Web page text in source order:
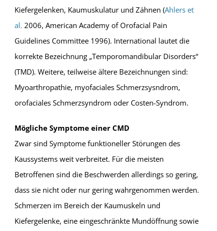
Kiefergelenken, Kaumuskulatur und Zähnen (Ahlers et
al. 2006, American Academy of Orofacial Pain
Guidelines Committee 1996). International lautet die
korrekte Bezeichnung „Temporomandibular Disorders“
(TMD). Weitere, teilweise ältere Bezeichnungen sind:
Myoarthropathie, myofaciales Schmerzsysndrom,
orofaciales Schmerzsyndrom oder Costen-Syndrom.
Mögliche Symptome einer CMD
Zwar sind Symptome funktioneller Störungen des
Kaussystems weit verbreitet. Für die meisten
Betroffenen sind die Beschwerden allerdings so gering,
dass sie nicht oder nur gering wahrgenommen werden.
Schmerzen im Bereich der Kaumuskeln und
Kiefergelenke, eine eingeschränkte Mundöffnung sowie